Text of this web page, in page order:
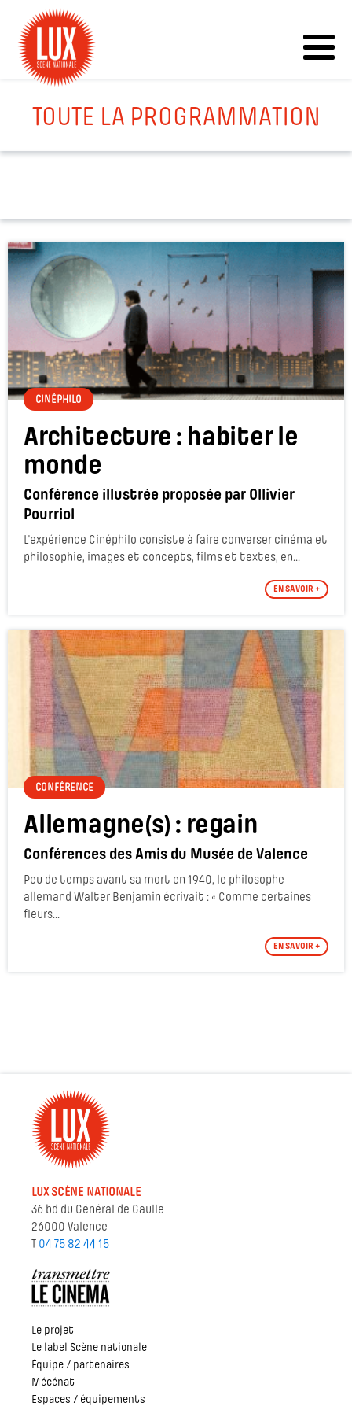
TOUTE LA PROGRAMMATION
CINÉPHILO
Architecture : habiter le
monde
Conférence illustrée proposée par Ollivier
Pourriol
L'expérience Cinéphilo consiste à faire converser cinéma et
philosophie, images et concepts, films et textes, en...
EN SAVOIR +
CONFÉRENCE
Allemagne(s) : regain
Conférences des Amis du Musée de Valence
Peu de temps avant sa mort en 1940, le philosophe
allemand Walter Benjamin écrivait : « Comme certaines
fleurs...
EN SAVOIR +
LUX SCÈNE NATIONALE
36 bd du Général de Gaulle
26000 Valence
T 04 75 82 44 15
Le projet
Le label Scène nationale
Équipe / partenaires
Mécénat
Espaces / équipements